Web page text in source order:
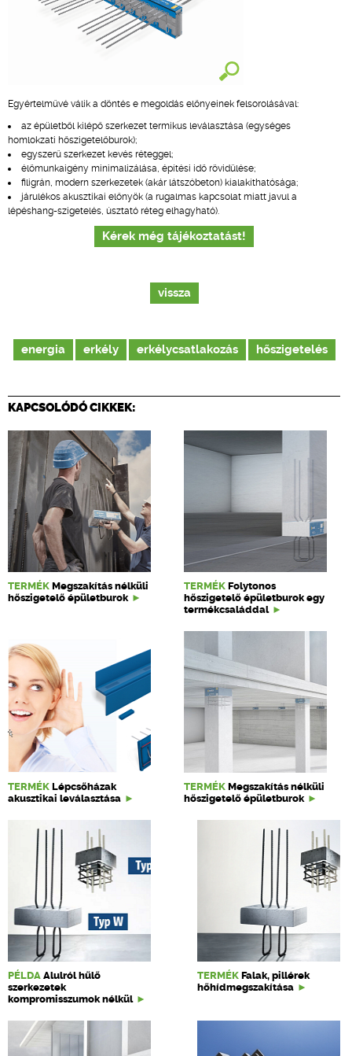
Egyértelművé válik a döntés e megoldás előnyeinek felsorolásával:
az épületből kilépő szerkezet termikus leválasztása (egységes
homlokzati hőszigetelőburok);
egyszerű szerkezet kevés réteggel;
élőmunkaigény minimalizálása, építési idő rövidülése;
filigrán, modern szerkezetek (akár látszóbeton) kialakíthatósága;
járulékos akusztikai előnyök (a rugalmas kapcsolat miatt javul a
lépéshang-szigetelés, úsztató réteg elhagyható).
Kérek még tájékoztatást!
vissza
energia erkély erkélycsatlakozás hőszigetelés
KAPCSOLÓDÓ CIKKEK:
TERMÉK Megszakítás nélküli
hőszigetelő épületburok
TERMÉK Folytonos
hőszigetelő épületburok egy
termékcsaláddal
TERMÉK Lépcsőházak
akusztikai leválasztása
TERMÉK Megszakítás nélküli
hőszigetelő épületburok
PÉLDA Alulról hűlő
szerkezetek
kompromisszumok nélkül
TERMÉK Falak, pillérek
hőhídmegszakítása